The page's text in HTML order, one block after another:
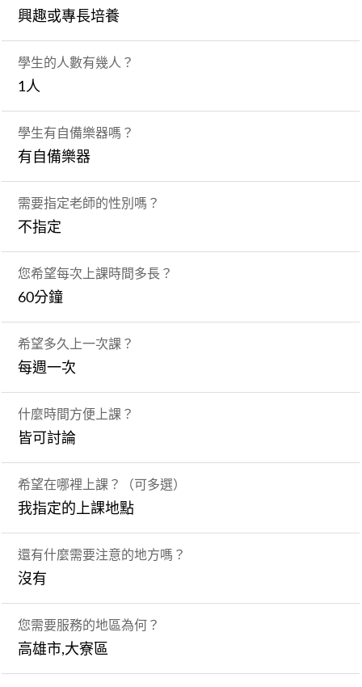
興趣或專長培養
學生的人數有幾人？
1人
學生有自備樂器嗎？
有自備樂器
需要指定老師的性別嗎？
不指定
您希望每次上課時間多長？
60分鐘
希望多久上一次課？
每週一次
什麼時間方便上課？
皆可討論
希望在哪裡上課？（可多選）
我指定的上課地點
還有什麼需要注意的地方嗎？
沒有
您需要服務的地區為何？
高雄市,大寮區